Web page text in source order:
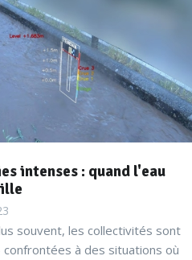
Parmi ces ouvrages figurent
intenses : quand l'eau
souvent, les collectivités sont
à des situations où